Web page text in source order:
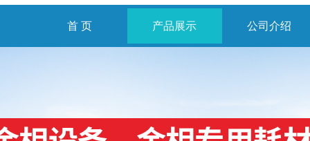
首 页 产品展示 公司介绍